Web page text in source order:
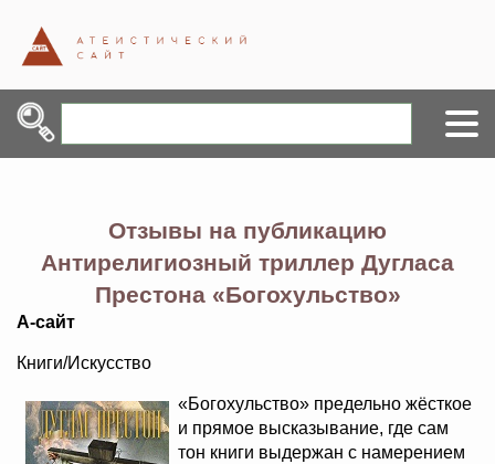
Отзывы на публикацию
Антирелигиозный триллер Дугласа
Престона «Богохульство»
А-сайт
Книги/Искусство
«Богохульство» предельно жёсткое
и прямое высказывание, где сам
тон книги выдержан с намерением